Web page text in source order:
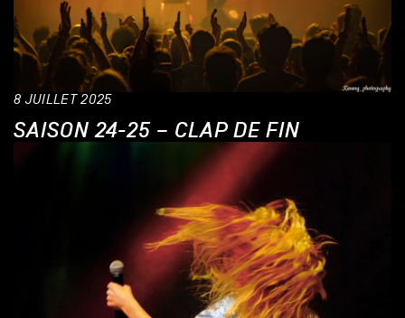
8 JUILLET 2025
SAISON 24-25 – CLAP DE FIN